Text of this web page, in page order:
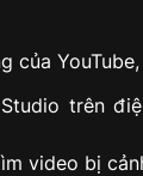
của
trên
video bị